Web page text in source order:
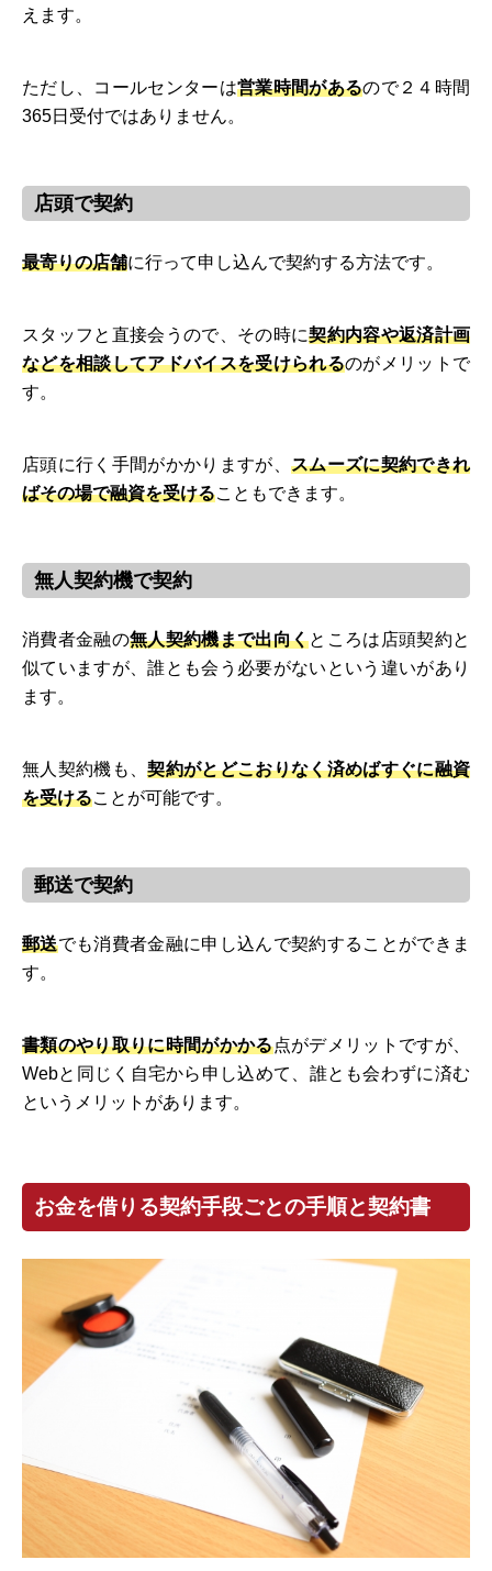
えます。
ただし、コールセンターは営業時間があるので２４時間
365日受付ではありません。
店頭で契約
最寄りの店舗に行って申し込んで契約する方法です。
スタッフと直接会うので、その時に契約内容や返済計画
などを相談してアドバイスを受けられるのがメリットで
す。
店頭に行く手間がかかりますが、 スムーズに契約できれ
ばその場で融資を受けることもできます。
無人契約機で契約
消費者金融の無人契約機まで出向くところは店頭契約と
似ていますが、誰とも会う必要がないという違いがあり
ます。
無人契約機も、契約がとどこおりなく済めばすぐに融資
を受けることが可能です。
郵送で契約
郵送でも消費者金融に申し込んで契約することができま
す。
書類のやり取りに時間がかかる点がデメリットですが、
Webと同じく自宅から申し込めて、誰とも会わずに済む
というメリットがあります。
お金を借りる契約手段ごとの手順と契約書